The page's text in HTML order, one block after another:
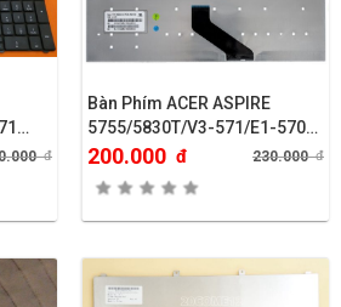
đ
Bàn Phím ACER ASPIRE
5755/5830T/V3-571/E1-570…
200.000 đ 230.000đ